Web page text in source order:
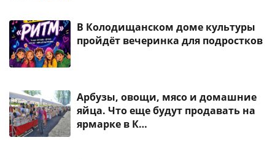
В Колодищанском доме культуры
пройдёт вечеринка для подростков
Арбузы, овощи, мясо и домашние
яйца. Что еще будут продавать на
ярмарке в К…